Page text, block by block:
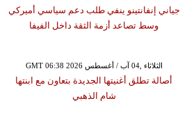
جياني إنفانتينو ينفي طلب دعم سياسي أميركي
وسط تصاعد أزمة الثقة داخل الفيفا
GMT 06:38 2026 الثلاثاء ,04 آب / أغسطس
أصالة تطلق أغنيتها الجديدة بتعاون مع ابنتها
شام الذهبي